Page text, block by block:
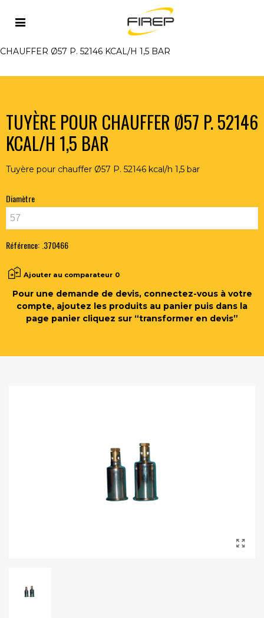
Accueil MATERIEL AERO-PROPANE
LANCES ET TUYERES POUR CHAUFFER
CHAUFFER Ø57 P. 52146 KCAL/H 1,5 BAR
TUYÈRE POUR CHAUFFER Ø57 P. 52146
KCAL/H 1,5 BAR
Tuyère pour chauffer Ø57 P. 52146 kcal/h 1,5 bar
Diamètre
Référence: .370466
Ajouter au comparateur 0
Pour une demande de devis, connectez-vous à votre
compte, ajoutez les produits au panier puis dans la
page panier cliquez sur “transformer en devis”